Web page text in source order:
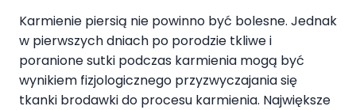
Karmienie piersią nie powinno być bolesne. Jednak
w pierwszych dniach po porodzie tkliwe i
poranione sutki podczas karmienia mogą być
wynikiem fizjologicznego przyzwyczajania się
tkanki brodawki do procesu karmienia. Największe